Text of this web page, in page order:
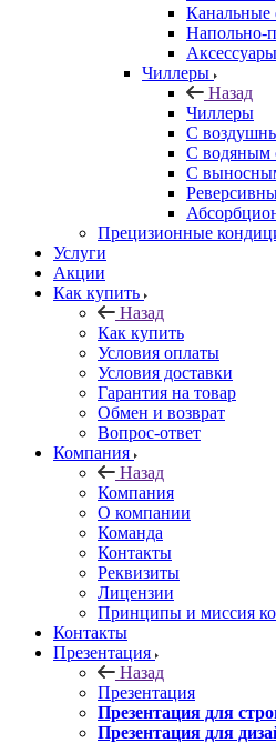
Канальные
Напольно-
Чиллеры
Назад
Чиллеры
С
С водяным
С
Прецизионные
Услуги
Акции
Как купить
Назад
Как купить
Условия оплаты
Условия доставки
Гарантия на товар
Обмен и возврат
Вопрос-ответ
Компания
Назад
Компания
О компании
Команда
Контакты
Реквизиты
Лицензии
Принципы и миссия
Контакты
Презентация
Назад
Презентация
Презентация для
Презентация для